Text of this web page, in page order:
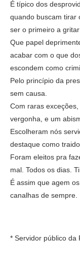
É típico dos
quando buscam tirar
ser o primeiro a gritar
Que papel
acabar com o que
escondem como
Pelo princípio da
sem causa.
Com raras
vergonha, e um
Escolheram nós
destaque como
Foram eleitos pra
mal. Todos os dias.
É assim que agem
canalhas de sempre.
* Servidor público da